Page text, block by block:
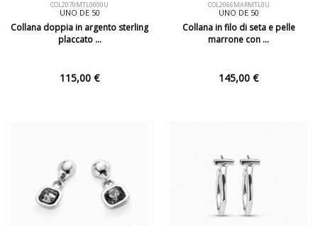
COL2070MTL0000U
UNO DE 50
Collana doppia in argento sterling
placcato …
115,00 €
COL2066MARMTL0U
UNO DE 50
Collana in filo di seta e pelle
marrone con …
145,00 €